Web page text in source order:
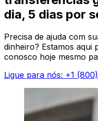
dia, 5 dias por
Precisa de ajuda com
dinheiro? Estamos
conosco hoje mesmo
Ligue para nós: +1